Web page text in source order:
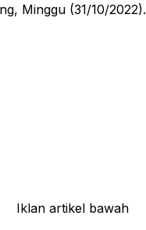
Minggu (31/10/2022).